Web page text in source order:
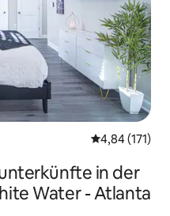
4,84 (171)
in der
Water - Atlanta